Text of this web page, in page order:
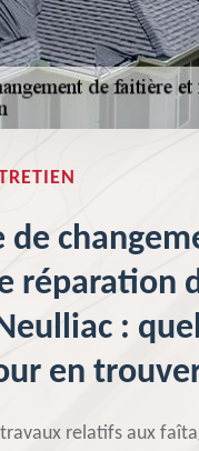
de
réparation
:
en
relatifs aux